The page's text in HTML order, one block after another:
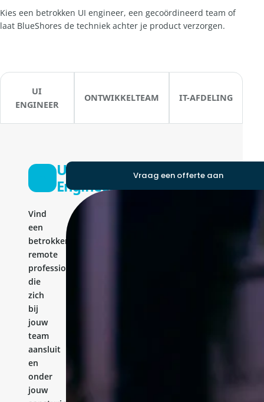
Kies een betrokken UI engineer, een gecoördineerd team of
laat BlueShores de techniek achter je product verzorgen.
UI
ENGINEER
ONTWIKKELTEAM IT-AFDELING
UI
Engineer
Vind
een
betrokken
remote
professional
die
zich
bij
jouw
team
aansluit
en
onder
jouw
Vraag een offerte aan